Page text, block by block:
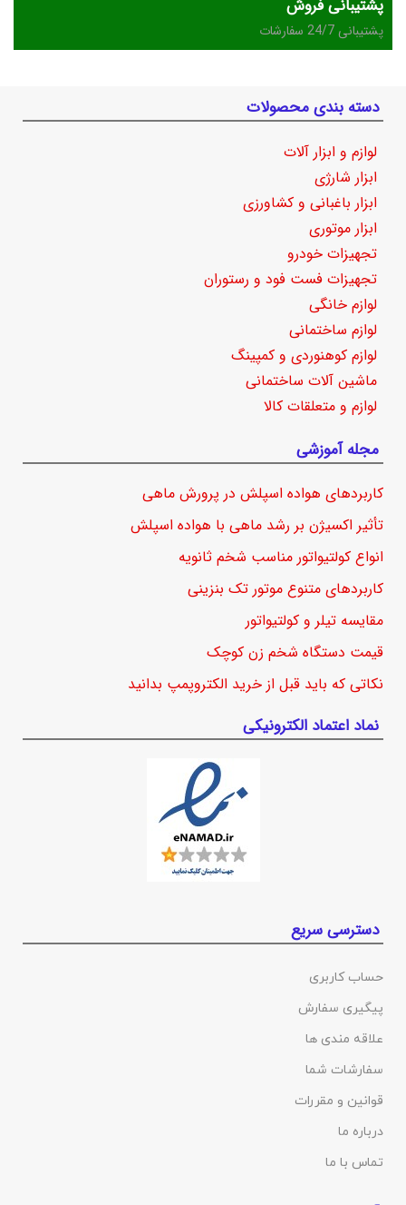
پشتیبانی فروش
پشتیبانی 24/7 سفارشات
دسته بندی محصولات
لوازم و ابزار آلات
ابزار شارژی
ابزار باغبانی و کشاورزی
ابزار موتوری
تجهیزات خودرو
تجهیزات فست فود و رستوران
لوازم خانگی
لوازم ساختمانی
لوازم کوهنوردی و کمپینگ
ماشین آلات ساختمانی
لوازم و متعلقات کالا
مجله آموزشی
کاربردهای هواده اسپلش در پرورش ماهی
تأثیر اکسیژن بر رشد ماهی با هواده اسپلش
انواع کولتیواتور مناسب شخم ثانویه
کاربردهای متنوع موتور تک بنزینی
مقایسه تیلر و کولتیواتور
قیمت دستگاه شخم زن کوچک
نکاتی که باید قبل از خرید الکتروپمپ بدانید
نماد اعتماد الکترونیکی
دسترسی سریع
حساب کاربری
پیگیری سفارش
علاقه مندی ها
سفارشات شما
قوانین و مقررات
درباره ما
تماس با ما